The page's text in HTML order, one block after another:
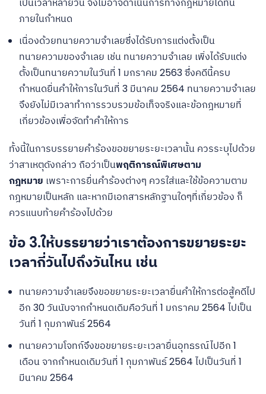
เป็นเวลาหลายวัน จึงไม่อาจดำเนินการทางกฎหมายได้ทัน
ภายในกำหนด
เนื่องด้วยทนายความจำเลยซึ่งได้รับการแต่งตั้งเป็น
ทนายความของจำเลย เช่น ทนายความจำเลย เพิ่งได้รับแต่ง
ตั้งเป็นทนายความในวันที่ 1 มกราคม 2563 ซึ่งคดีนี้ครบ
กำหนดยื่นคำให้การในวันที่ 3 มีนาคม 2564 ทนายความจำเลย
จึงยังไม่มีเวลาทำการรวบรวมข้อเท็จจริงและข้อกฎหมายที่
เกี่ยวข้องเพื่อจัดทำคำให้การ
ทั้งนี้ในการบรรยายคำร้องขอขยายระยะเวลานั้น ควรระบุไปด้วย
ว่าสาเหตุดังกล่าว ถือว่าเป็นพฤติการณ์พิเศษตาม
กฎหมาย เพราะการยื่นคำร้องต่างๆ ควรใส่และใช้ข้อความตาม
กฎหมายเป็นหลัก และหากมีเอกสารหลักฐานใดๆที่เกี่ยวข้อง ก็
ควรแนบท้ายคำร้องไปด้วย
ข้อ 3.ให้บรรยายว่าเราต้องการขยายระยะ
เวลากี่วันไปถึงวันไหน เช่น
ทนายความจำเลยจึงขอขยายระยะเวลายื่นคําให้การต่อสู้คดีไป
อีก 30 วันนับจากกำหนดเดิมคือวันที่ 1 มกราคม 2564 ไปเป็น
วันที่ 1 กุมภาพันธ์ 2564
ทนายความโจทก์จึงขอขยายระยะเวลายื่นอุทธรณ์ไปอีก 1
เดือน จากกำหนดเดิมวันที่ 1 กุมภาพันธ์ 2564 ไปเป็นวันที่ 1
มีนาคม 2564